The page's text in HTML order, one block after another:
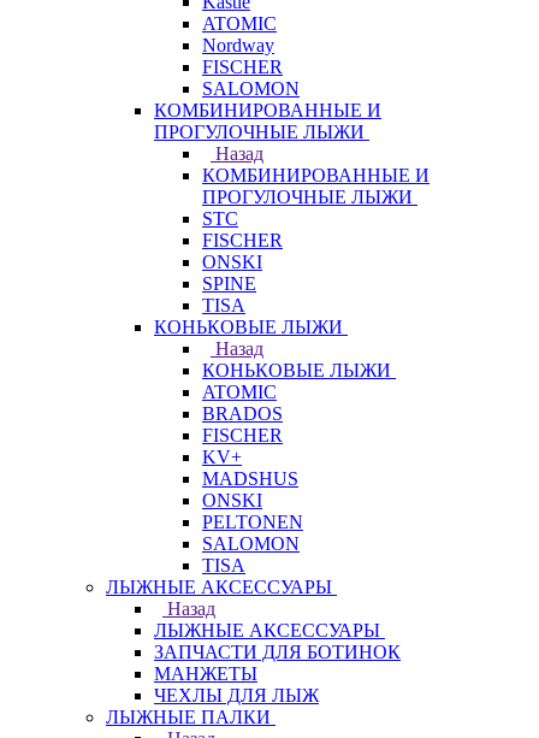
ATOMIC
Nordway
FISCHER
SALOMON
КОМБИНИРОВАННЫЕ И
ПРОГУЛОЧНЫЕ ЛЫЖИ
Назад
КОМБИНИРОВАННЫЕ И
ПРОГУЛОЧНЫЕ ЛЫЖИ
STC
FISCHER
ONSKI
SPINE
TISA
КОНЬКОВЫЕ ЛЫЖИ
Назад
КОНЬКОВЫЕ ЛЫЖИ
ATOMIC
BRADOS
FISCHER
KV+
MADSHUS
ONSKI
PELTONEN
SALOMON
TISA
ЛЫЖНЫЕ АКСЕССУАРЫ
Назад
ЛЫЖНЫЕ АКСЕССУАРЫ
ЗАПЧАСТИ ДЛЯ БОТИНОК
МАНЖЕТЫ
ЧЕХЛЫ ДЛЯ ЛЫЖ
ЛЫЖНЫЕ ПАЛКИ